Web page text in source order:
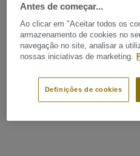
Antes de começar...
Ao clicar em "Aceitar todos os
armazenamento de cookies no
navegação no site, analisar a
nossas iniciativas de marketing.
Definições de cookies